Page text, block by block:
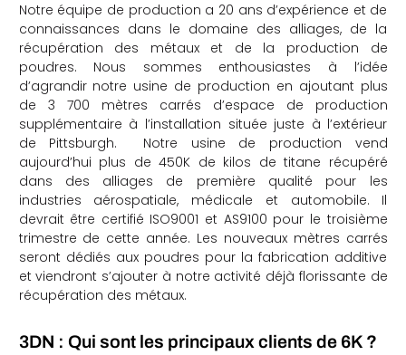
Notre équipe de production a 20 ans d’expérience et de
connaissances dans le domaine des alliages, de la
récupération des métaux et de la production de
poudres. Nous sommes enthousiastes à l’idée
d’agrandir notre usine de production en ajoutant plus
de 3 700 mètres carrés d’espace de production
supplémentaire à l’installation située juste à l’extérieur
de Pittsburgh. Notre usine de production vend
aujourd’hui plus de 450K de kilos de titane récupéré
dans des alliages de première qualité pour les
industries aérospatiale, médicale et automobile. Il
devrait être certifié ISO9001 et AS9100 pour le troisième
trimestre de cette année. Les nouveaux mètres carrés
seront dédiés aux poudres pour la fabrication additive
et viendront s’ajouter à notre activité déjà florissante de
récupération des métaux.
3DN : Qui sont les principaux clients de 6K ?